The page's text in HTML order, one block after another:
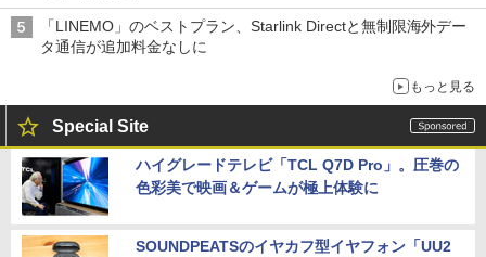
「LINEMO」のベストプラン、Starlink Directと無制限海外デー
タ通信が追加料金なしに
もっと見る
Special Site
ハイグレードテレビ「TCL Q7D Pro」。圧巻の
色彩美で映画＆ゲームが極上体験に
SOUNDPEATSのイヤカフ型イヤフォン「UU2